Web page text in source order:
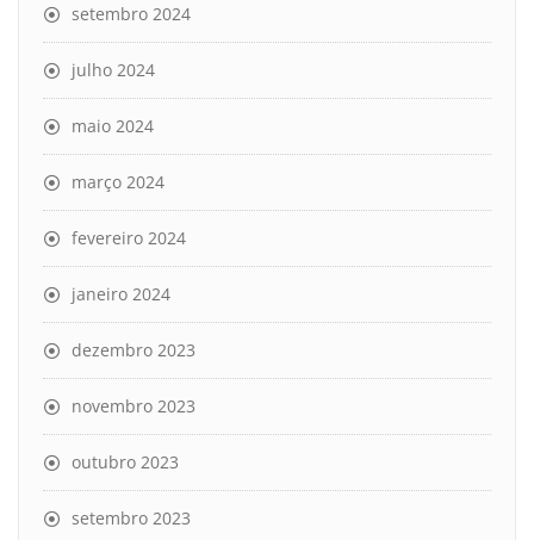
setembro 2024
julho 2024
maio 2024
março 2024
fevereiro 2024
janeiro 2024
dezembro 2023
novembro 2023
outubro 2023
setembro 2023